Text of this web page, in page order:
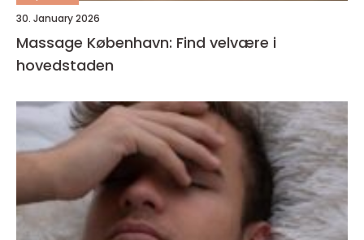
30. January 2026
Massage København: Find velvære i
hovedstaden